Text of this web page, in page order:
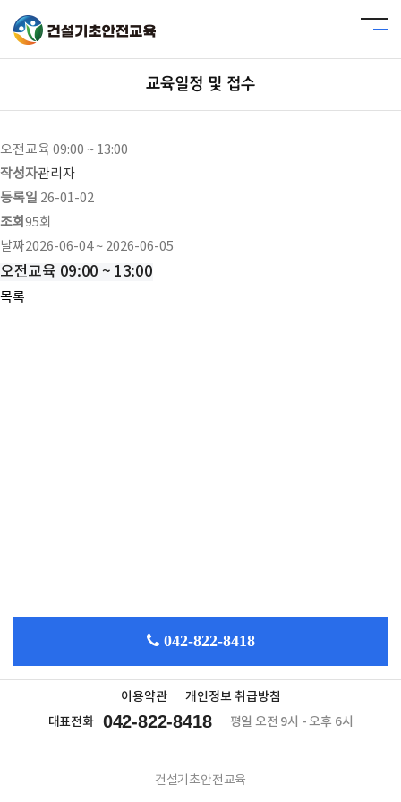
교육일정 및 접수
오전교육 09:00 ~ 13:00
작성자관리자
등록일 26-01-02
조회 95회
날짜2026-06-04 ~ 2026-06-05
오전교육 09:00 ~ 13:00
목록
042-822-8418
이용약관
개인정보 취급방침
대표전화 042-822-8418 평일 오전 9시 - 오후 6시
건설기초안전교육